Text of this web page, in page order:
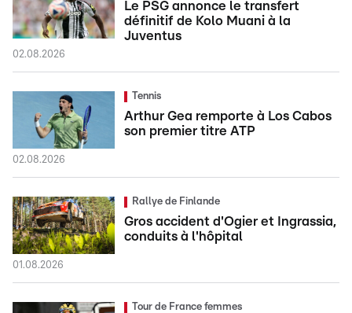
Le PSG annonce le transfert
définitif de Kolo Muani à la
Juventus
02.08.2026
Tennis
Arthur Gea remporte à Los Cabos
son premier titre ATP
02.08.2026
Rallye de Finlande
Gros accident d'Ogier et Ingrassia,
conduits à l'hôpital
01.08.2026
Tour de France femmes